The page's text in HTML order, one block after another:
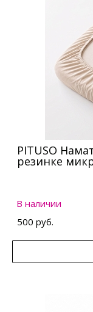
PITUSO
резинке
В наличии
500 руб.